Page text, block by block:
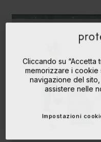
Cliccando su “Accetta
memorizzare i cookie
navigazione del
assistere nelle
Impostazioni